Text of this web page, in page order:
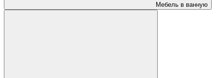
Мебель в ванную